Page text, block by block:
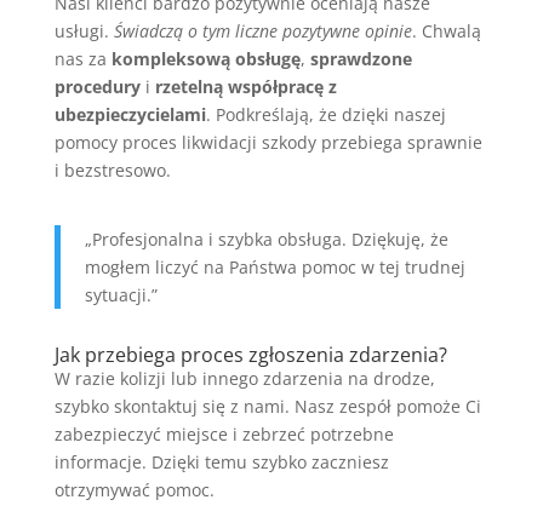
usługi. Świadczą o tym liczne pozytywne opinie. Chwalą
nas za kompleksową obsługę, sprawdzone
proceduryi rzetelną współpracę z
ubezpieczycielami. Podkreślają, że dzięki naszej
pomocy proces likwidacji szkody przebiega sprawnie
i bezstresowo.
„Profesjonalna i szybka obsługa. Dziękuję, że
mogłem liczyć na Państwa pomoc w tej trudnej
sytuacji.”
Jak przebiega proces zgłoszenia zdarzenia?
W razie kolizji lub innego zdarzenia na drodze,
szybko skontaktuj się z nami. Nasz zespół pomoże Ci
zabezpieczyć miejsce i zebrzeć potrzebne
informacje. Dzięki temu szybko zaczniesz
otrzymywać pomoc.